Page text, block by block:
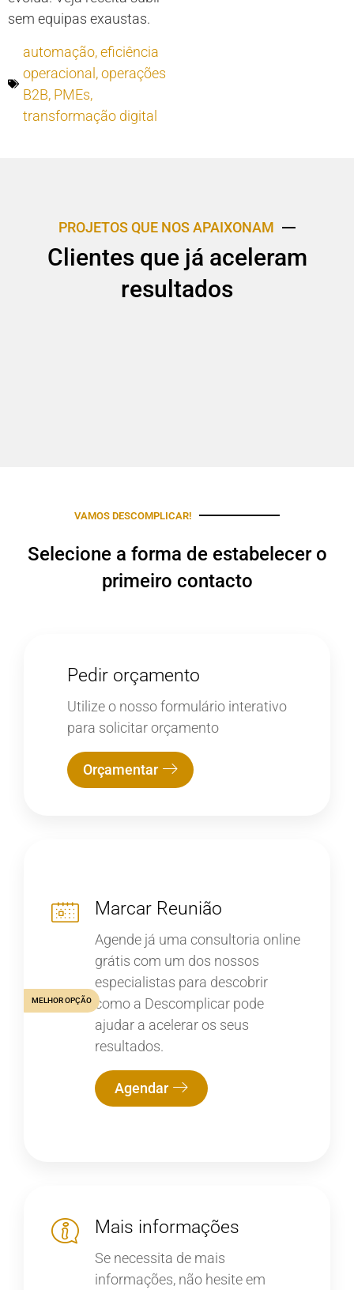
sem equipas exaustas.
automação,eficiência
operacional,operações
B2B, PMEs,
transformação digital
PROJETOS QUE NOS APAIXONAM
Clientes que já aceleram
resultados
VAMOS DESCOMPLICAR!
Selecione a forma de estabelecer o
primeiro contacto
Pedir orçamento
Utilize o nosso formulário interativo
para solicitar orçamento
Orçamentar
Marcar Reunião
Agende já uma consultoria online
grátis com um dos nossos
especialistas para descobrir
como a Descomplicar pode
ajudar a acelerar os seus
resultados.
Agendar
MELHOR OPÇÃO
Mais informações
Se necessita de mais
informações, não hesite em